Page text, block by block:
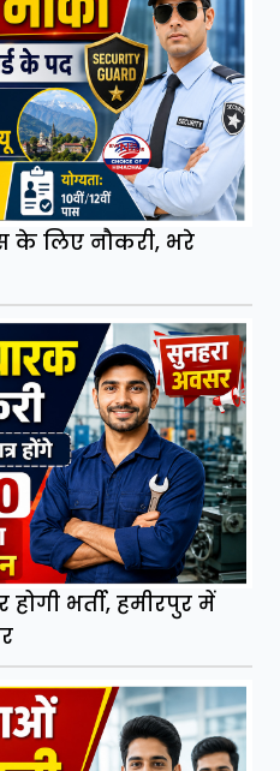
के लिए नौकरी, भरे
भर्ती, हमीरपुर में